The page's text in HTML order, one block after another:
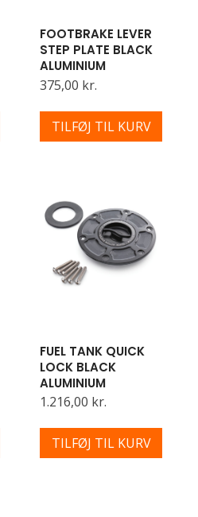
FOOTBRAKE LEVER
STEP PLATE BLACK
ALUMINIUM
375,00 kr.
TILFØJ TIL KURV
FUEL TANK QUICK
LOCK BLACK
ALUMINIUM
1.216,00 kr.
TILFØJ TIL KURV